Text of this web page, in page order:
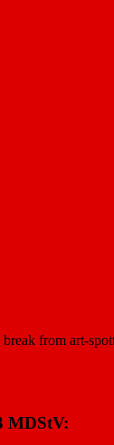
from art-
MDStV: